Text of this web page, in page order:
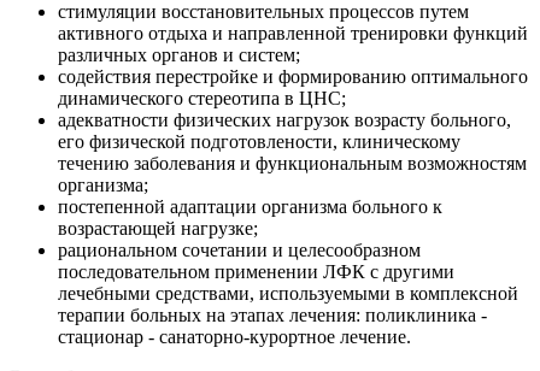
стимуляции восстановительных процессов путем
активного отдыха и направленной тренировки функций
различных органов и систем;
содействия перестройке и формированию оптимального
динамического стереотипа в ЦНС;
адекватности физических нагрузок возрасту больного,
его физической подготовлености, клиническому
течению заболевания и функциональным возможностям
организма;
постепенной адаптации организма больного к
возрастающей нагрузке;
рациональном сочетании и целесообразном
последовательном применении ЛФК с другими
лечебными средствами, используемыми в комплексной
терапии больных на этапах лечения: поликлиника -
стационар - санаторно-курортное лечение.